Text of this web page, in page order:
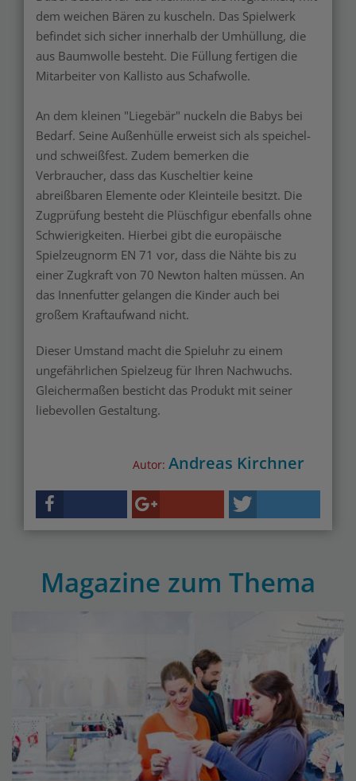
dem weichen Bären zu kuscheln. Das Spielwerk
befindet sich sicher innerhalb der Umhüllung, die
aus Baumwolle besteht. Die Füllung fertigen die
Mitarbeiter von Kallisto aus Schafwolle.
An dem kleinen "Liegebär" nuckeln die Babys bei
Bedarf. Seine Außenhülle erweist sich als speichel-
und schweißfest. Zudem bemerken die
Verbraucher, dass das Kuscheltier keine
abreißbaren Elemente oder Kleinteile besitzt. Die
Zugprüfung besteht die Plüschfigur ebenfalls ohne
Schwierigkeiten. Hierbei gibt die europäische
Spielzeugnorm EN 71 vor, dass die Nähte bis zu
einer Zugkraft von 70 Newton halten müssen. An
das Innenfutter gelangen die Kinder auch bei
großem Kraftaufwand nicht.
Dieser Umstand macht die Spieluhr zu einem
ungefährlichen Spielzeug für Ihren Nachwuchs.
Gleichermaßen besticht das Produkt mit seiner
liebevollen Gestaltung.
Autor: Andreas Kirchner
Magazine zum Thema